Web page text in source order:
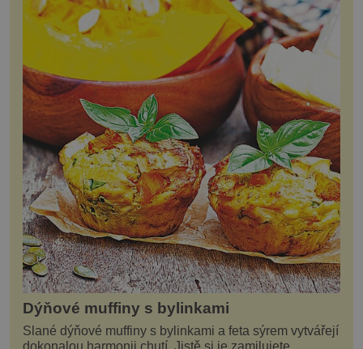
Dýňové muffiny s bylinkami
Slané dýňové muffiny s bylinkami a feta sýrem vytvářejí
dokonalou harmonii chutí. Jistě si je zamilujete.